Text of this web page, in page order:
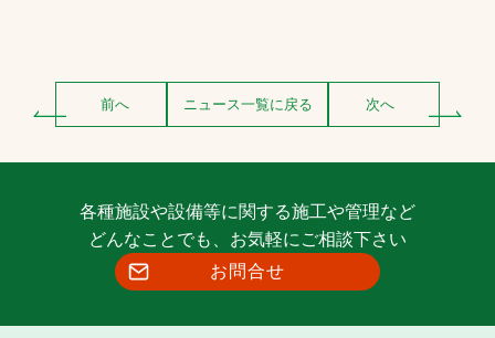
前へ ニュース一覧に戻る 次へ
各種施設や設備等に関する施工や管理など
どんなことでも、お気軽にご相談下さい
お問合せ